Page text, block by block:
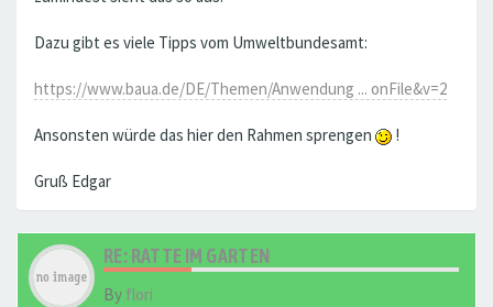
Dazu gibt es viele Tipps vom Umweltbundesamt:
https://www.baua.de/DE/Themen/Anwendung ... onFile&v=2
Ansonsten würde das hier den Rahmen sprengen !
Gruß Edgar
RE: RATTE IM GARTEN
By flori